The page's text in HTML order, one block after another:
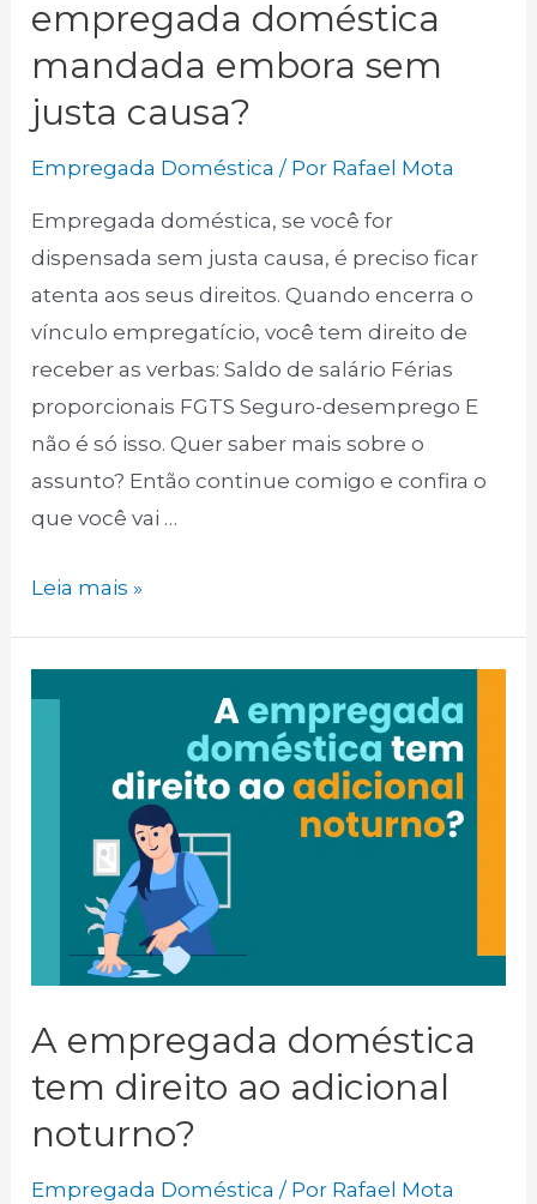
empregada doméstica
mandada embora sem
justa causa?
Empregada Doméstica / Por Rafael Mota
Empregada doméstica, se você for
dispensada sem justa causa, é preciso ficar
atenta aos seus direitos. Quando encerra o
vínculo empregatício, você tem direito de
receber as verbas: Saldo de salário Férias
proporcionais FGTS Seguro-desemprego E
não é só isso. Quer saber mais sobre o
assunto? Então continue comigo e confira o
que você vai …
Quais
da
doméstica
mandada
embora
causa?
Leia mais »
A empregada doméstica
tem direito ao adicional
noturno?
Empregada Doméstica / Por Rafael Mota